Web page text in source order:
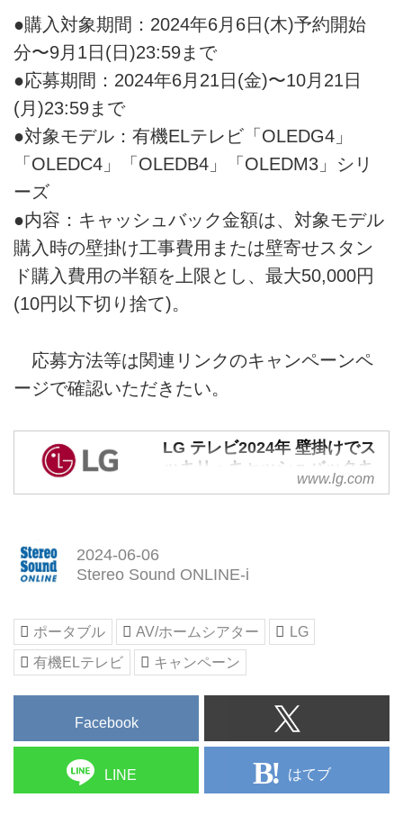
●購入対象期間：2024年6月6日(木)予約開始
分〜9月1日(日)23:59まで
●応募期間：2024年6月21日(金)〜10月21日
(月)23:59まで
●対象モデル：有機ELテレビ「OLEDG4」
「OLEDC4」「OLEDB4」「OLEDM3」シリ
ーズ
●内容：キャッシュバック金額は、対象モデル
購入時の壁掛け工事費用または壁寄せスタン
ド購入費用の半額を上限とし、最大50,000円
(10円以下切り捨て)。
応募方法等は関連リンクのキャンペーンペ
ージで確認いただきたい。
LG テレビ2024年 壁掛けでス
ッキリ・キャッシュバックキ
www.lg.com
2024-06-06
Stereo Sound ONLINE-i
ポータブル AV/ホームシアター
LG
有機ELテレビ
キャンペーン
Facebook
LINE はてブ